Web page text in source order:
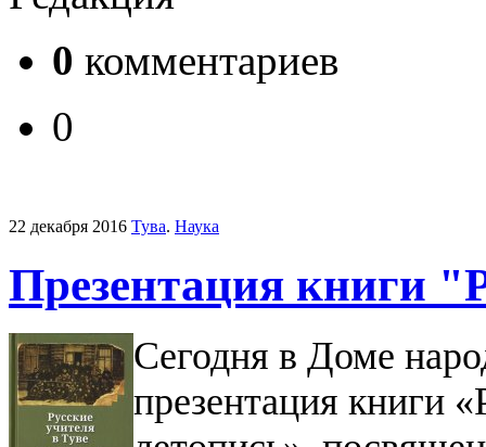
0 комментариев
0
22 декабря 2016 Тува. Наука
Презентация книги
Сегодня в Доме
презентация книги